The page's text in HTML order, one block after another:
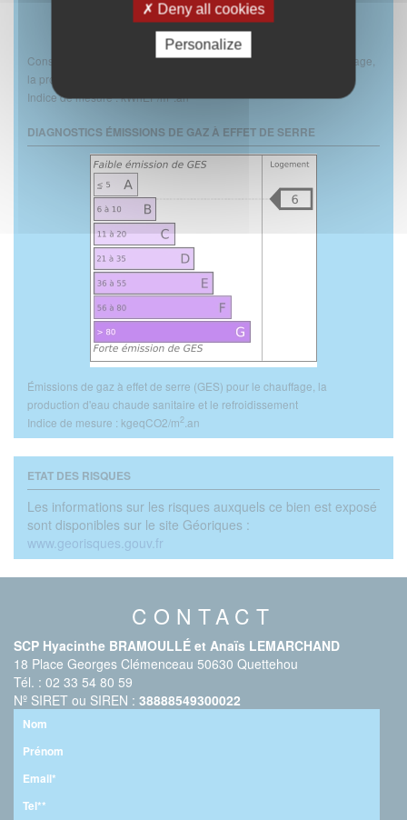
Consommations énergétiques (en énergie primaire) pour le chauffage,
la production d'eau chaude sanitaire et le refroidissement
Indice de mesure : kWhEP/m .an
DIAGNOSTICS ÉMISSIONS DE GAZ À EFFET DE SERRE
Émissions de gaz à effet de serre (GES) pour le chauffage, la
production d'eau chaude sanitaire et le refroidissement
Indice de mesure : kgeqCO2/m2 .an
ETAT DES RISQUES
Les informations sur les risques auxquels ce bien est exposé
sont disponibles sur le site Géoriques :
www.georisques.gouv.fr
CONTACT
SCP Hyacinthe BRAMOULLÉ et Anaïs LEMARCHAND
18 Place Georges Clémenceau 50630 Quettehou
Tél. : 02 33 54 80 59
Nº SIRET ou SIREN : 38888549300022
Deny all cookies
Personalize